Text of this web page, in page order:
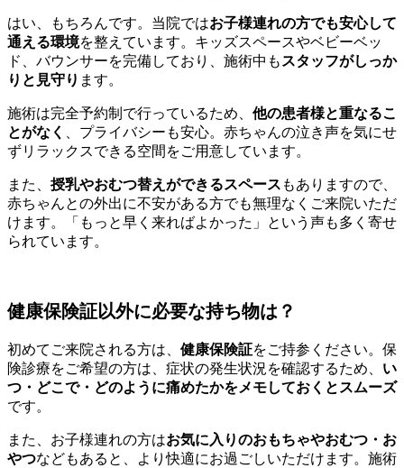
はい、もちろんです。当院ではお子様連れの方でも安心して
通える環境を整えています。キッズスペースやベビーベッ
ド、バウンサーを完備しており、施術中もスタッフがしっか
りと見守り ます。
施術は完全予約制で行っているため、 他の患者様と重なるこ
とがなく 、プライバシーも安心。赤ちゃんの泣き声を気にせ
ずリラックスできる空間をご用意しています。
また、 授乳やおむつ替えができるスペース もありますので、
赤ちゃんとの外出に不安がある方でも無理なくご来院いただ
けます。「もっと早く来ればよかった」という声も多く寄せ
られています。
健康保険証以外に必要な持ち物は？
初めてご来院される方は、 健康保険証をご持参ください。保
険診療をご希望の方は、症状の発生状況を確認するため、 い
つ・どこで・どのように痛めたかをメモしておくとスムーズ
です。
また、お子様連れの方はお気に入りのおもちゃやおむつ・お
やつなどもあると、より快適にお過ごしいただけます。施術